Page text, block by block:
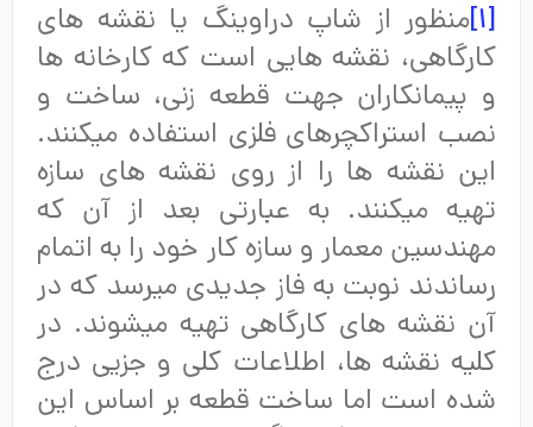
منظور از شاپ دراوینگ یا نقشه های
کارگاهی، نقشه هایی است که کارخانه ها
و پیمانکاران جهت قطعه زنی، ساخت و
نصب استراکچرهای فلزی استفاده میکنند.
این نقشه ها را از روی نقشه های سازه
تهیه میکنند. به عبارتی بعد از آن که
مهندسین معمار و سازه کار خود را به اتمام
رساندند نوبت به فاز جدیدی میرسد که در
آن نقشه های کارگاهی تهیه میشوند. در
کلیه نقشه ها، اطلاعات کلی و جزیی درج
شده است اما ساخت قطعه بر اساس این